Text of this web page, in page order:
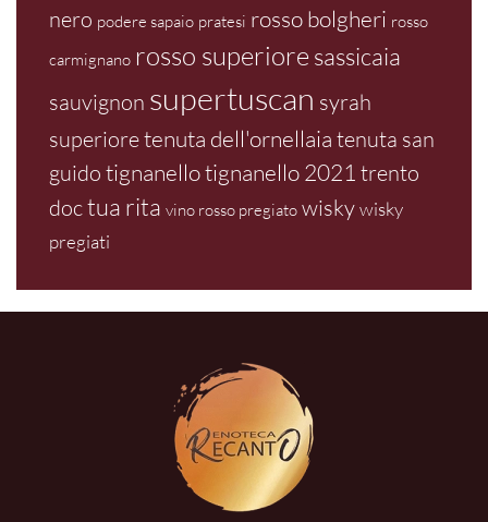
nero podere sapaio pratesi rosso bolgheri rosso
carmignano rosso superiore sassicaia
sauvignon supertuscan syrah
superioretenuta dell'ornellaia tenuta san
guido tignanellotignanello 2021 trento
doctua rita vino rosso pregiato wiskywisky
pregiati